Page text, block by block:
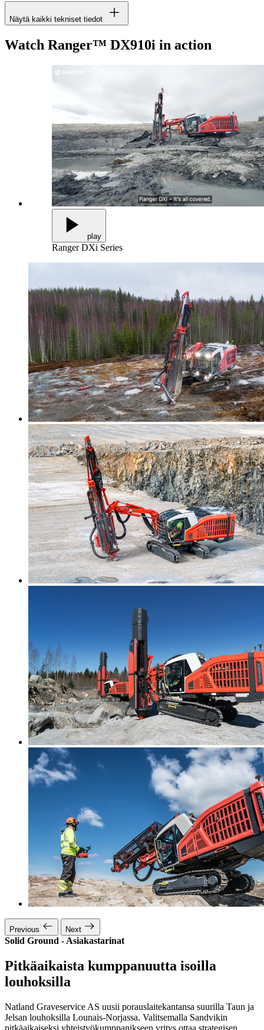
Näytä kaikki tekniset tiedot
Watch Ranger™ DX910i in action
play
Ranger DXi Series
Previous Next
Solid Ground - Asiakastarinat
Pitkäaikaista kumppanuutta isoilla
louhoksilla
Natland Graveservice AS uusii porauslaitekantansa suurilla Taun ja
Jelsan louhoksilla Lounais-Norjassa. Valitsemalla Sandvikin
pitkäaikaiseksi yhteistyökumppanikseen yritys ottaa strategisen